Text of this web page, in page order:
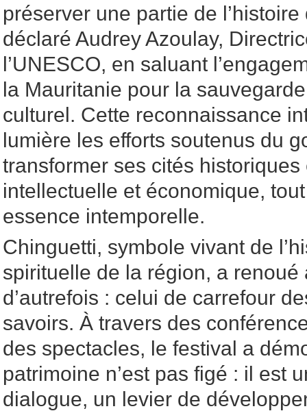
préserver une partie de l’histoire
déclaré Audrey Azoulay,
l’UNESCO, en saluant
la Mauritanie pour la
culturel. Cette reconnaissance
lumière les efforts soutenus du
transformer ses cités historiques
intellectuelle et économique,
essence intemporelle.
Chinguetti, symbole vivant de
spirituelle de la région, a renoué
d’autrefois : celui de carrefour
savoirs. À travers des
des spectacles, le festival a
patrimoine n’est pas figé : il est
dialogue, un levier de